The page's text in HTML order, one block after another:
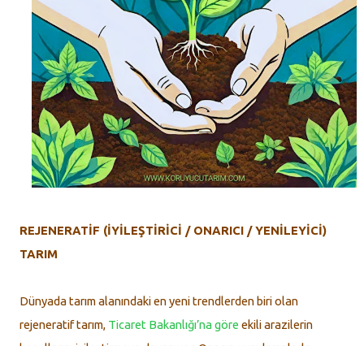
REJENERATİF (İYİLEŞTİRİCİ / ONARICI / YENİLEYİCİ)
TARIM
Dünyada tarım alanındaki en yeni trendlerden biri olan
rejeneratif tarım, Ticaret Bakanlığı’na göre ekili arazilerin